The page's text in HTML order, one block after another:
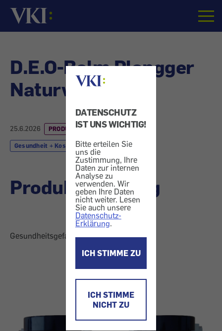
DATENSCHUTZ
IST UNS WICHTIG!
Bitte erteilen Sie
uns die
Zustimmung, Ihre
Daten zur internen
Analyse zu
verwenden. Wir
geben Ihre Daten
nicht weiter. Lesen
Sie auch unsere
Datenschutz-
Erklärung.
ICH STIMME ZU
ICH STIMME
NICHT ZU
Startseite
D.E.O-Balm Plangger
Naturware
25.6.2026 PRODUKTWARNUNG
Gesundheit + Kosmetik
Produktwarnung
Gesundheitsgefahr